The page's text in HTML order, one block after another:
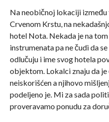
Na neobičnoj lokaciji
Crvenom Krstu, na
hotel Nota. Nekada je na
instrumenata pa ne čudi da
odlučuju i ime svog hotela
objektom. Lokalci znaju da
neiskorišćen a njihovo
podeljeno je. Mi za sada
proveravamo ponudu za